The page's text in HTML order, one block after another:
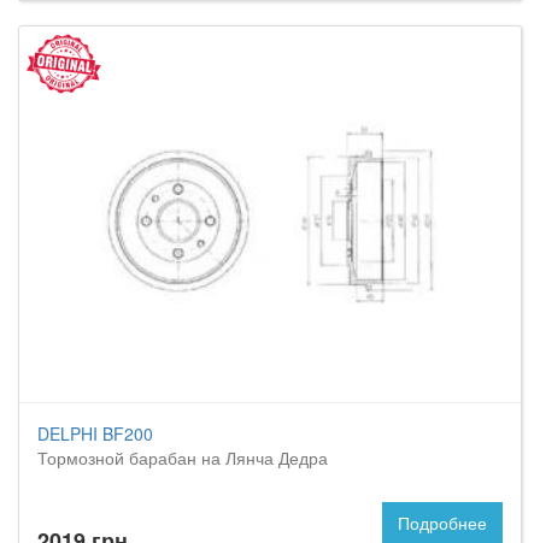
DELPHI BF200
Тормозной барабан на Лянча Дедра
Подробнее